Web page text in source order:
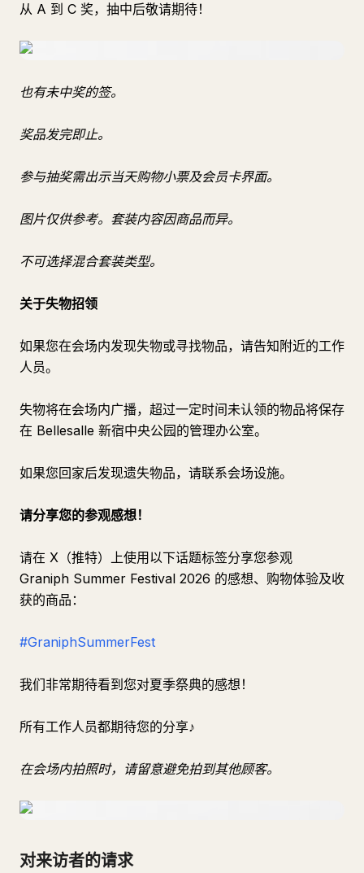
从 A 到 C 奖，抽中后敬请期待！
也有未中奖的签。
奖品发完即止。
参与抽奖需出示当天购物小票及会员卡界面。
图片仅供参考。套装内容因商品而异。
不可选择混合套装类型。
关于失物招领
如果您在会场内发现失物或寻找物品，请告知附近的工作
人员。
失物将在会场内广播，超过一定时间未认领的物品将保存
在 Bellesalle 新宿中央公园的管理办公室。
如果您回家后发现遗失物品，请联系会场设施。
请分享您的参观感想！
请在 X（推特）上使用以下话题标签分享您参观
Graniph Summer Festival 2026 的感想、购物体验及收
获的商品：
#GraniphSummerFest
我们非常期待看到您对夏季祭典的感想！
所有工作人员都期待您的分享♪
在会场内拍照时，请留意避免拍到其他顾客。
对来访者的请求